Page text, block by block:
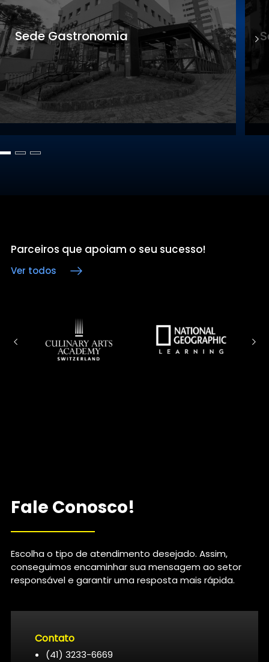
Sede Gastronomia
Parceiros que apoiam o seu sucesso!
Ver todos
Fale Conosco!
Escolha o tipo de atendimento desejado. Assim,
conseguimos encaminhar sua mensagem ao setor
responsável e garantir uma resposta mais rápida.
Contato
(41) 3233-6669